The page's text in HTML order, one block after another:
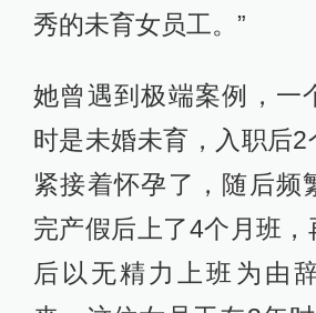
秀的未育女员工。”
她曾遇到极端案例，一
时是未婚未育，入职后2
紧接着怀孕了，随后频
完产假后上了4个月班，
后以无精力上班为由